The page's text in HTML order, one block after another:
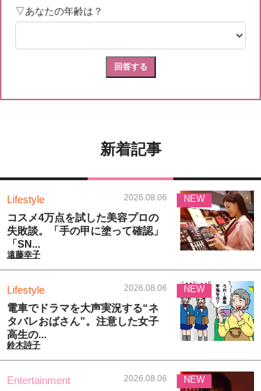
新着記事
Lifestyle 2026.08.06
コスメ4万点を試した美容プロの
失敗談。「手の甲に塗って確認」
「SN...
遠藤幸子
NEW
Lifestyle 2026.08.06
電車でドラマを大声実況する“ネ
タバレおばさん”。注意した女子
高生の...
鈴木詩子
NEW
Entertainment 2026.08.06 NEW